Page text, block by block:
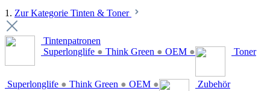
1. Zur Kategorie Tinten & Toner
Tintenpatronen
Superlonglife ● Think Green ● OEM ● Toner
Superlonglife ● Think Green ● OEM ●
Zubehör